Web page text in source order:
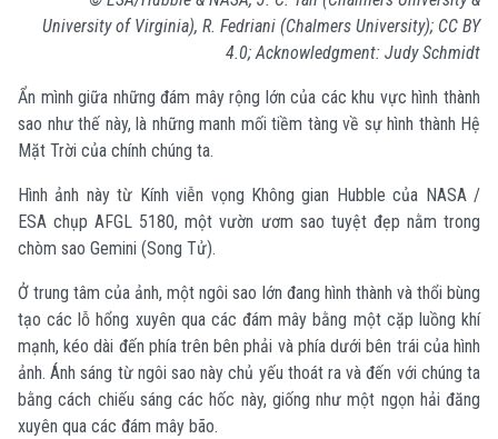
University of Virginia), R. Fedriani (Chalmers University); CC BY
4.0; Acknowledgment: Judy Schmidt
Ẩn mình giữa những đám mây rộng lớn của các khu vực hình thành
sao như thế này, là những manh mối tiềm tàng về sự hình thành Hệ
Mặt Trời của chính chúng ta.
Hình ảnh này từ Kính viễn vọng Không gian Hubble của NASA /
ESA chụp AFGL 5180, một vườn ươm sao tuyệt đẹp nằm trong
chòm sao Gemini (Song Tử).
Ở trung tâm của ảnh, một ngôi sao lớn đang hình thành và thổi bùng
tạo các lỗ hổng xuyên qua các đám mây bằng một cặp luồng khí
mạnh, kéo dài đến phía trên bên phải và phía dưới bên trái của hình
ảnh. Ánh sáng từ ngôi sao này chủ yếu thoát ra và đến với chúng ta
bằng cách chiếu sáng các hốc này, giống như một ngọn hải đăng
xuyên qua các đám mây bão.